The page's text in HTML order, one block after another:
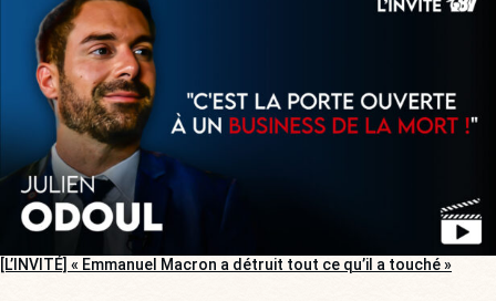
[L’INVITÉ] « Emmanuel Macron a détruit tout ce qu’il a touché »